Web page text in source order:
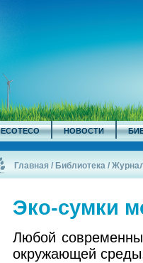
ECOTECO НОВОСТИ
Главная / Библиотека /
Эко-сумки
Любой
окружающей